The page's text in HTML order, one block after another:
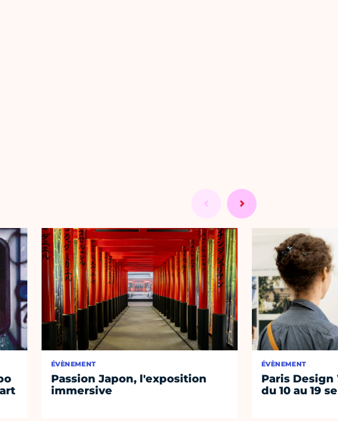
ÉVÈNEMENT
Passion Japon, l'exposition
immersive
ÉVÈNEMENT
Paris
du 10 au 19